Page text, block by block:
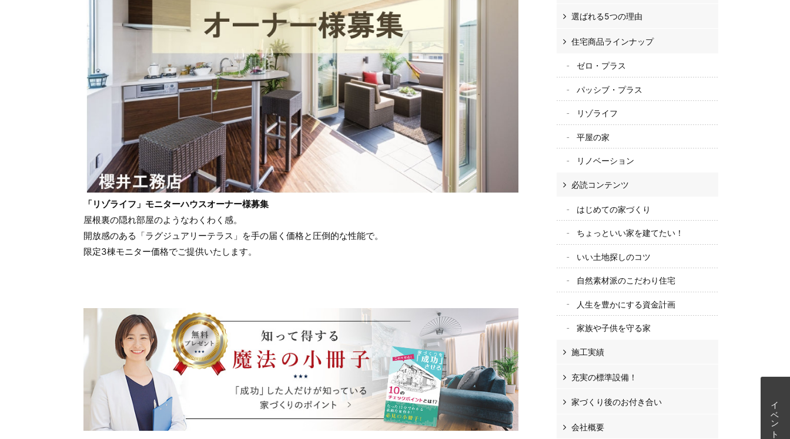
「リゾライフ」モニターハウスオーナー様募集
屋根裏の隠れ部屋のようなわくわく感。
開放感のある「ラグジュアリーテラス」を手の届く価格と圧倒的な性能で。
限定3棟モニター価格でご提供いたします。
選ばれる5つの理由
住宅商品ラインナップ
ゼロ・プラス
パッシブ・プラス
リゾライフ
平屋の家
リノベーション
必読コンテンツ
はじめての家づくり
ちょっといい家を建てたい！
いい土地探しのコツ
自然素材派のこだわり住宅
人生を豊かにする資金計画
家族や子供を守る家
施工実績
充実の標準設備！
家づくり後のお付き合い
会社概要 イベント予約